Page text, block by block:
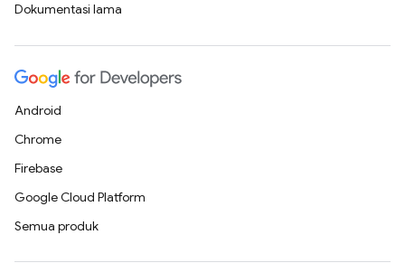
Dokumentasi lama
Android
Chrome
Firebase
Google Cloud Platform
Semua produk